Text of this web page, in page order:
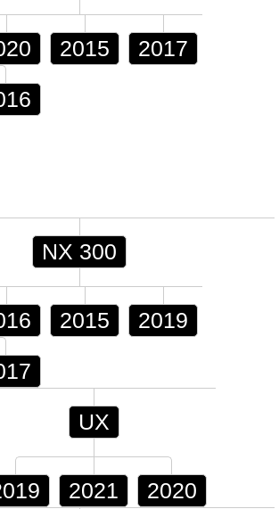
2015 2017
NX 300
2015 2019
UX
2021 2020